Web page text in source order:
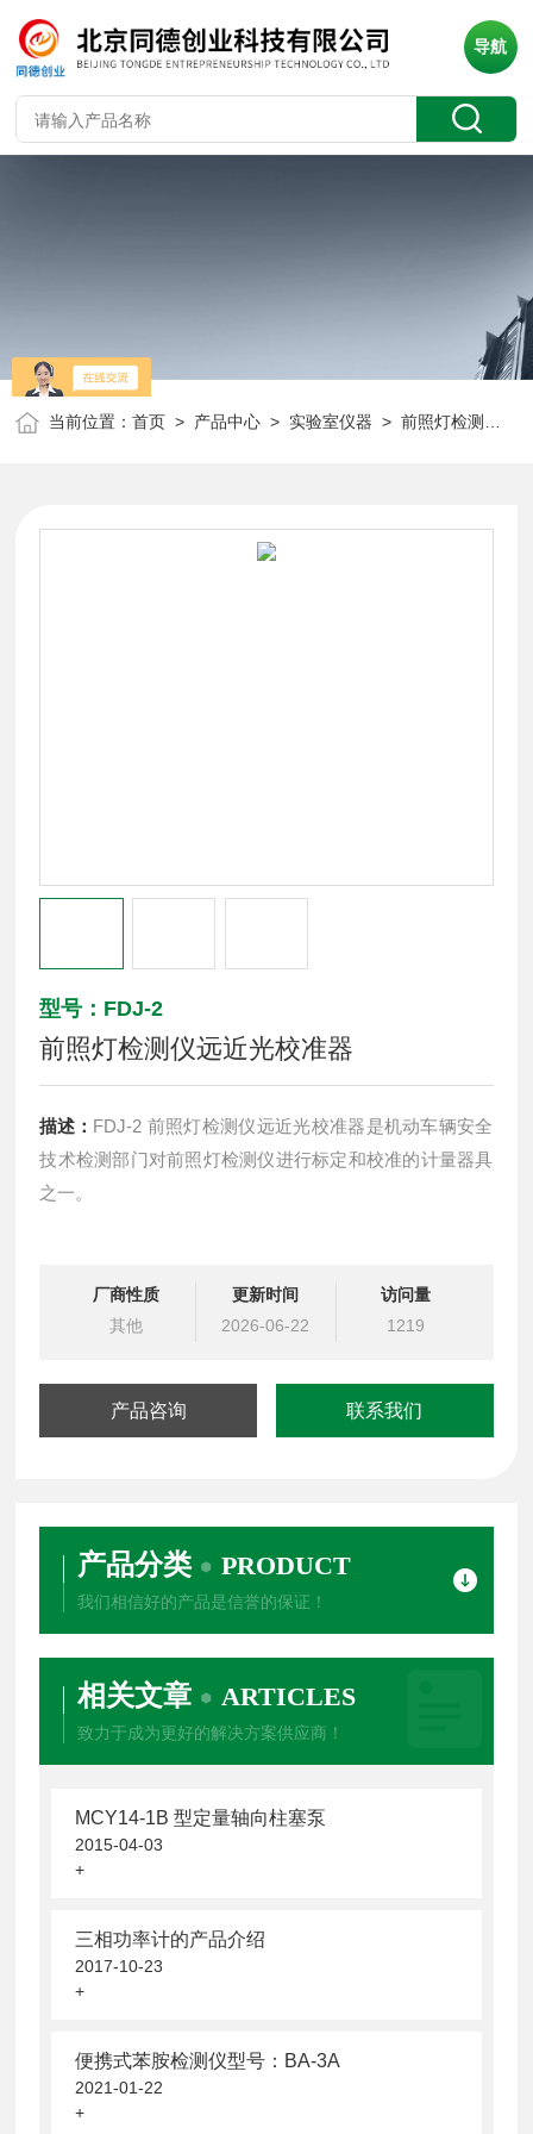
导航
当前位置：首页 > 产品中心 > 实验室仪器 >前照灯检测仪远近光校准器
型号：FDJ-2
前照灯检测仪远近光校准器
描述： FDJ-2 前照灯检测仪远近光校准器是机动车辆安全
技术检测部门对前照灯检测仪进行标定和校准的计量器具
之一。
厂商性质
其他
更新时间
2026-06-22
访问量
1219
产品咨询 联系我们
产品分类 PRODUCT
我们相信好的产品是信誉的保证！
相关文章 ARTICLES
致力于成为更好的解决方案供应商！
MCY14-1B 型定量轴向柱塞泵
2015-04-03
+
三相功率计的产品介绍
2017-10-23
+
便携式苯胺检测仪型号：BA-3A
2021-01-22
+